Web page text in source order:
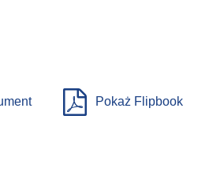
Pokaż Flipbook